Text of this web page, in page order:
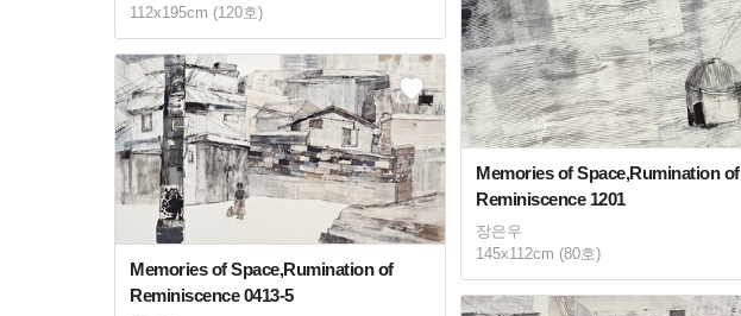
112x195cm (120호)
Memories of Space,Rumination of
Reminiscence 1201
장은우
145x112cm (80호)
Memories of Space,Rumination of
Reminiscence 0413-5